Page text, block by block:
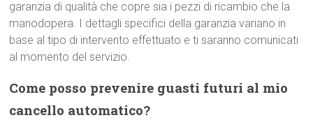
garanzia di qualità che copre sia i pezzi di ricambio che la
manodopera. I dettagli specifici della garanzia variano in
base al tipo di intervento effettuato e ti saranno comunicati
al momento del servizio.
Come posso prevenire guasti futuri al mio
cancello automatico?